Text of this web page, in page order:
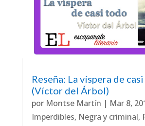
Reseña: La víspera de
(Víctor del Árbol)
por Montse Martín | Mar 8,
Imperdibles, Negra y criminal,